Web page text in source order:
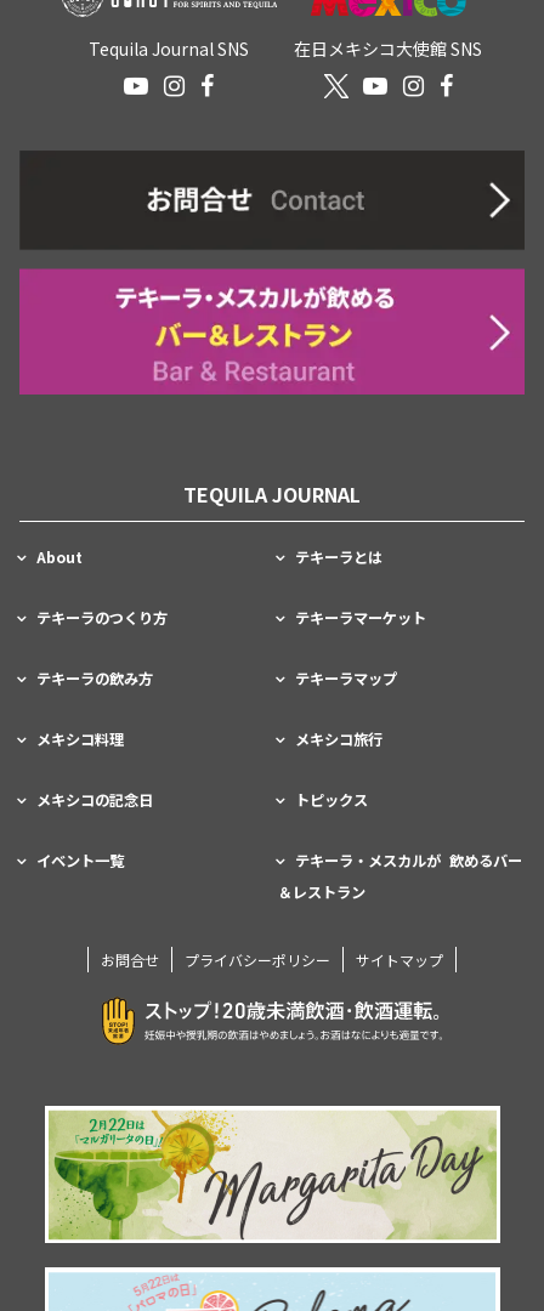
Tequila Journal SNS 在日メキシコ大使館 SNS
TEQUILA JOURNAL
About テキーラとは
テキーラのつくり方 テキーラマーケット
テキーラの飲み方 テキーラマップ
メキシコ料理 メキシコ旅行
メキシコの記念日 トピックス
イベント一覧
テキーラ・メスカルが 飲めるバー
＆レストラン
お問合せ プライバシーポリシー サイトマップ